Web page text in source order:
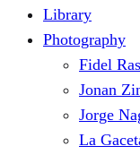
Library
Photography
Fidel
Jonan
Jorge
La